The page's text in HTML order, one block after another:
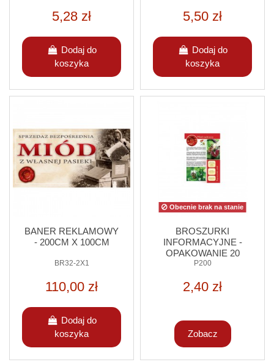
5,28 zł
Dodaj do
koszyka
5,50 zł
Dodaj do
koszyka
BANER REKLAMOWY
- 200CM X 100CM
BR32-2X1
110,00 zł
Dodaj do
koszyka
Obecnie brak na stanie
BROSZURKI
INFORMACYJNE -
OPAKOWANIE 20
SZTUK
P200
2,40 zł
Zobacz